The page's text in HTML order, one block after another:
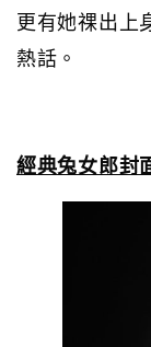
更有她祼出上
熱話。
經典兔女郎封